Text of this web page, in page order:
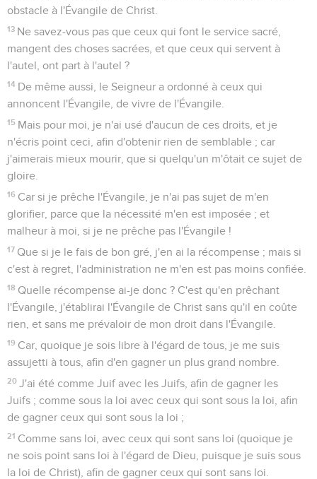
obstacle à l'Évangile de Christ.
13 Ne savez-vous pas que ceux qui font le service sacré,
mangent des choses sacrées, et que ceux qui servent à
l'autel, ont part à l'autel ?
14 De même aussi, le Seigneur a ordonné à ceux qui
annoncent l'Évangile, de vivre de l'Évangile.
15 Mais pour moi, je n'ai usé d'aucun de ces droits, et je
n'écris point ceci, afin d'obtenir rien de semblable ; car
j'aimerais mieux mourir, que si quelqu'un m'ôtait ce sujet de
gloire.
16 Car si je prêche l'Évangile, je n'ai pas sujet de m'en
glorifier, parce que la nécessité m'en est imposée ; et
malheur à moi, si je ne prêche pas l'Évangile !
17 Que si je le fais de bon gré, j'en ai la récompense ; mais si
c'est à regret, l'administration ne m'en est pas moins confiée.
18 Quelle récompense ai-je donc ? C'est qu'en prêchant
l'Évangile, j'établirai l'Évangile de Christ sans qu'il en coûte
rien, et sans me prévaloir de mon droit dans l'Évangile.
19 Car, quoique je sois libre à l'égard de tous, je me suis
assujetti à tous, afin d'en gagner un plus grand nombre.
20 J'ai été comme Juif avec les Juifs, afin de gagner les
Juifs ; comme sous la loi avec ceux qui sont sous la loi, afin
de gagner ceux qui sont sous la loi ;
21 Comme sans loi, avec ceux qui sont sans loi (quoique je
ne sois point sans loi à l'égard de Dieu, puisque je suis sous
la loi de Christ), afin de gagner ceux qui sont sans loi.